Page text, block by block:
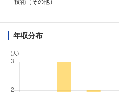
技術（その他）
年収分布
(人)